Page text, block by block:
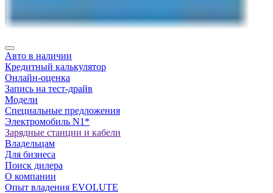
Авто в наличии
Кредитный калькулятор
Онлайн-оценка
Запись на тест-драйв
Модели
Специальные предложения
Электромобиль N1*
Зарядные станции и кабели
Владельцам
Для бизнеса
Поиск дилера
О компании
Опыт владения EVOLUTE